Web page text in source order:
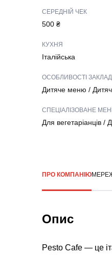
СЕРЕДНІЙ ЧЕК
500 ₴
КУХНЯ
Італійська
ОСОБЛИВОСТІ
Дитяче меню /
СПЕЦІАЛІЗОВАНЕ
Для вегетаріанців /
ПРО КОМПАНІЮ
Опис
Pesto Cafe — це